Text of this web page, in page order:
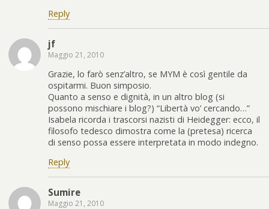
Reply
jf
Maggio 21, 2010
Grazie, lo farò senz’altro, se MYM è così gentile da
ospitarmi. Buon simposio.
Quanto a senso e dignità, in un altro blog (si
possono mischiare i blog?) “Libertà vo’ cercando…”
Isabela ricorda i trascorsi nazisti di Heidegger: ecco, il
filosofo tedesco dimostra come la (pretesa) ricerca
di senso possa essere interpretata in modo indegno.
Reply
Sumire
Maggio 21, 2010